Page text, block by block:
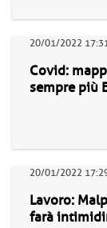
20/01/2022
Covid:
sempre più
20/01/2022
Lavoro:
farà